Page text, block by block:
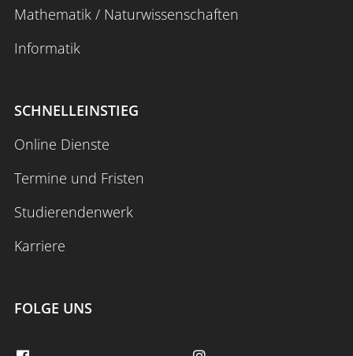
Mathematik / Naturwissenschaften
Informatik
SCHNELLEINSTIEG
Online Dienste
Termine und Fristen
Studierendenwerk
Karriere
FOLGE UNS